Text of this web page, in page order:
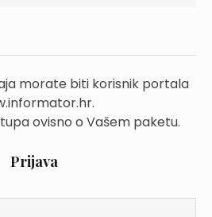
morate biti korisnik portala
ovisno o Vašem paketu.
Prijava